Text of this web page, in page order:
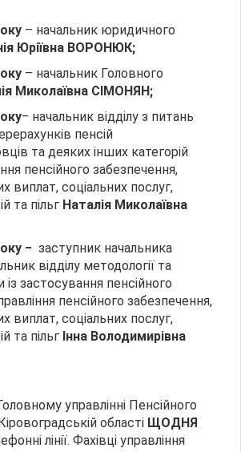
– начальник юридичного
Юріївна ВОРОНЮК;
– начальник Головного
Миколаївна СІМОНЯН;
‒ начальник відділу з питань
пенсій
та деяких інших категорій
пенсійного забезпечення,
виплат, соціальних послуг,
та пільг Наталія Миколаївна
‒ заступник начальника
відділу методології та
із застосування пенсійного
пенсійного забезпечення,
виплат, соціальних послуг,
та пільг Інна Володимирівна
управлінні Пенсійного
області ЩОДНЯ
лінії. Фахівці управління